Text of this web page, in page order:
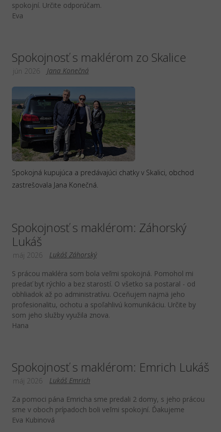
spokojní. Určite odporúčam.
Eva
Spokojnosť s maklérom zo Skalice
Jana Konečná
jún 2026
Spokojná kupujúca a predávajúci chatky v Skalici, obchod
zastrešovala Jana Konečná.
Spokojnosť s maklérom: Záhorský
Lukáš
Lukáš Záhorský
máj 2026
S prácou makléra som bola veľmi spokojná. Pomohol mi
predať byt rýchlo a bez starostí. O všetko sa postaral - od
obhliadok až po administratívu. Oceňujem najmä jeho
profesionalitu, ochotu a spoľahlivú komunikáciu. Určite by
som jeho služby využila znova.
Hana
Spokojnosť s maklérom: Emrich Lukáš
Lukáš Emrich
máj 2026
Za pomoci pána Emricha sme predali 2 domy, s jeho prácou
sme v oboch prípadoch boli veľmi spokojní. Ďakujeme
Eva Kubinová